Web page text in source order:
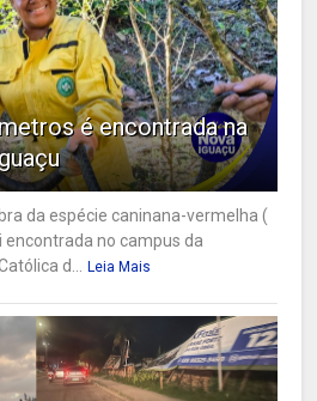
é encontrada na
da espécie caninana-vermelha (
no campus da
d...
Leia Mais